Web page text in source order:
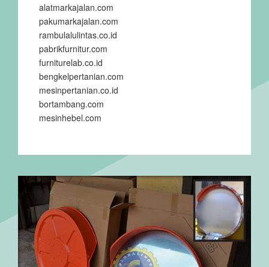
alatmarkajalan.com
pakumarkajalan.com
rambulalulintas.co.id
pabrikfurnitur.com
furniturelab.co.id
bengkelpertanian.com
mesinpertanian.co.id
bortambang.com
mesinhebel.com